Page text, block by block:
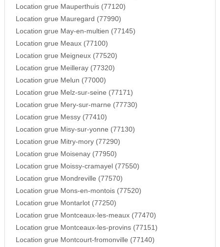
Location grue Mauperthuis (77120)
Location grue Mauregard (77990)
Location grue May-en-multien (77145)
Location grue Meaux (77100)
Location grue Meigneux (77520)
Location grue Meilleray (77320)
Location grue Melun (77000)
Location grue Melz-sur-seine (77171)
Location grue Mery-sur-marne (77730)
Location grue Messy (77410)
Location grue Misy-sur-yonne (77130)
Location grue Mitry-mory (77290)
Location grue Moisenay (77950)
Location grue Moissy-cramayel (77550)
Location grue Mondreville (77570)
Location grue Mons-en-montois (77520)
Location grue Montarlot (77250)
Location grue Montceaux-les-meaux (77470)
Location grue Montceaux-les-provins (77151)
Location grue Montcourt-fromonville (77140)